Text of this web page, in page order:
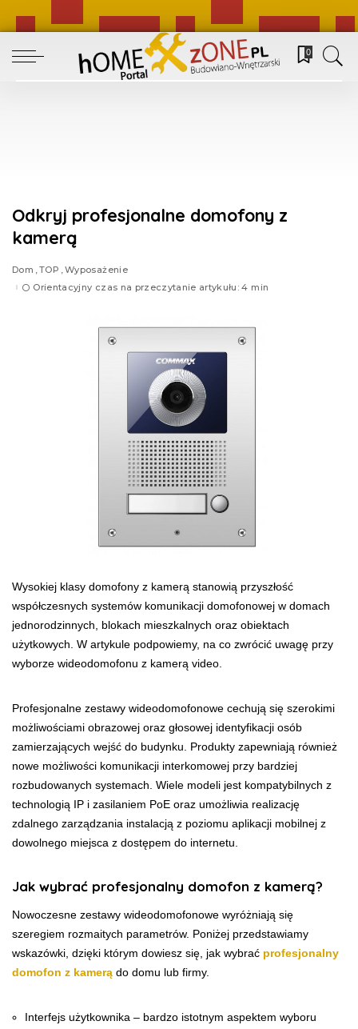
0
Odkryj profesjonalne domofony z
kamerą
Dom TOP Wyposażenie
Orientacyjny czas na przeczytanie artykułu: 4 min
Wysokiej klasy domofony z kamerą stanowią przyszłość
współczesnych systemów komunikacji domofonowej w domach
jednorodzinnych, blokach mieszkalnych oraz obiektach
użytkowych. W artykule podpowiemy, na co zwrócić uwagę przy
wyborze wideodomofonu z kamerą video.
Profesjonalne zestawy wideodomofonowe cechują się szerokimi
możliwościami obrazowej oraz głosowej identyfikacji osób
zamierzających wejść do budynku. Produkty zapewniają również
nowe możliwości komunikacji interkomowej przy bardziej
rozbudowanych systemach. Wiele modeli jest kompatybilnych z
technologią IP i zasilaniem PoE oraz umożliwia realizację
zdalnego zarządzania instalacją z poziomu aplikacji mobilnej z
dowolnego miejsca z dostępem do internetu.
Jak wybrać profesjonalny domofon z kamerą?
Nowoczesne zestawy wideodomofonowe wyróżniają się
szeregiem rozmaitych parametrów. Poniżej przedstawiamy
wskazówki, dzięki którym dowiesz się, jak wybrać profesjonalny
domofon z kamerą do domu lub firmy.
Interfejs użytkownika – bardzo istotnym aspektem wyboru